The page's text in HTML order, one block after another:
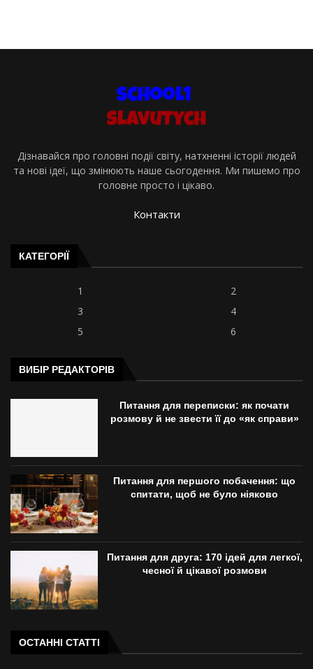
Дізнавайся про головні події світу, натхненні історії людей
та нові ідеї, що змінюють наше сьогодення. Ми пишемо про
головне просто і цікаво.
Контакти
КАТЕГОРІЇ
1
2
3
4
5
6
ВИБІР РЕДАКТОРІВ
Питання для переписки: як почати
розмову й не звести її до «як справи»
Питання для першого побачення: що
спитати, щоб не було ніяково
Питання для друга: 170 ідей для легкої,
чесної й цікавої розмови
ОСТАННІ СТАТТІ